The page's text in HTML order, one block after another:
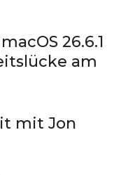
26.6.1
am
mit Jon